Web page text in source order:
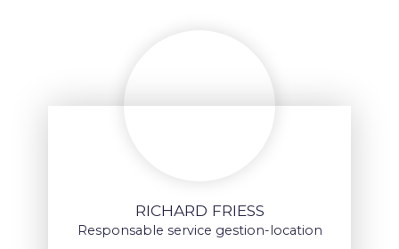
RICHARD FRIESS
Responsable service gestion-location